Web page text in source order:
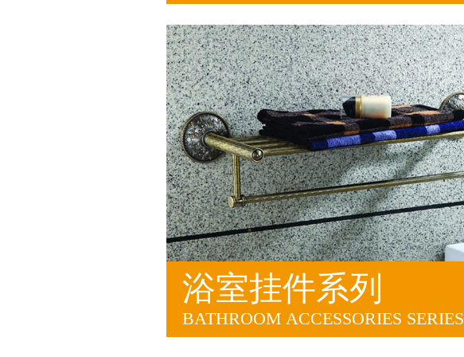
浴室挂件系列
BATHROOM ACCESSORIES SERIES